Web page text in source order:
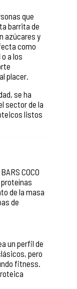
que
barrita de
azúcares y
como
a los
placer.
se ha
sector de la
listos
COCO
de la masa
de
un perfil de
pero
fitness.